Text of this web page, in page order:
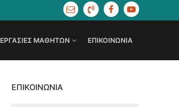
ΕΡΓΑΣΊΕΣ ΜΑΘΗΤΏΝ ΕΠΙΚΟΙΝΩΝΊΑ
ΕΠΙΚΟΙΝΩΝΊΑ